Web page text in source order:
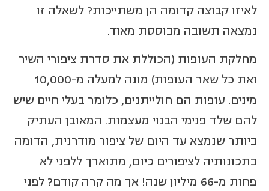
לאיזו קבוצה קדומה הן משתייכות? לשאלה זו
נמצאה תשובה מבוססת מאוד.
מחלקת העופות (הכוללת את סדרת ציפורי השיר
ואת כל שאר העופות) מונה למעלה מ-10,000
מינים. עופות הם חולייתנים, כלומר בעלי חיים שיש
להם שלד פנימי הבנוי מעצמות. המאובן העתיק
ביותר שנמצא עד היום של ציפור מודרנית, הדומה
בתכונותיה לציפורים כיום, מתוארך ללפני לא
פחות מ-66 מיליון שנה! אך מה קרה קודם? לפני